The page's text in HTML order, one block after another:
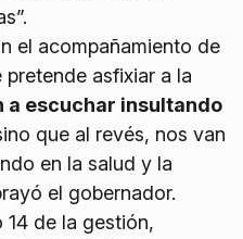
el acompañamiento de
asfixiar a la
a escuchar insultando
que al revés, nos van
en la salud y la
el gobernador.
14 de la gestión,